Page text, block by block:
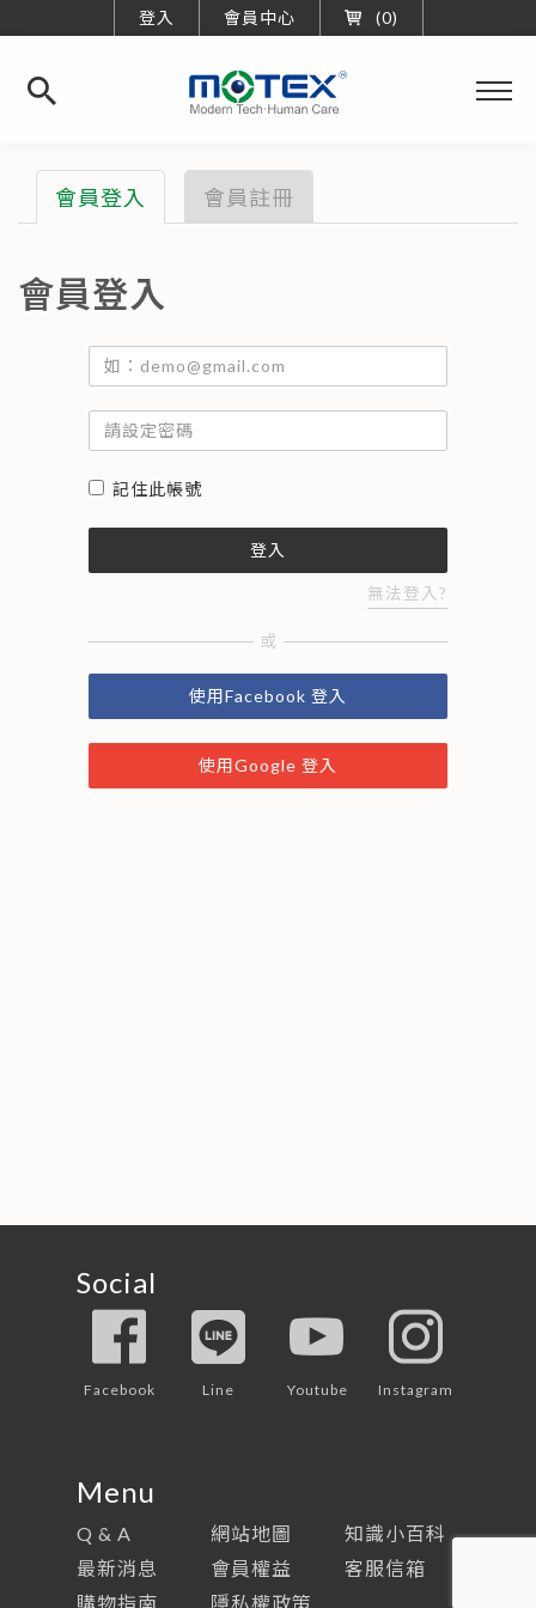
登入 會員中心 0
橡
業
會員登入 會員註冊
會員登入
會
員
帳
入
密 記住此帳號
登入
無法登入?
或
使用Facebook 登入
使用Google 登入
Social
Facebook Line Youtube Instagram
Menu
Q & A
最新消息
購物指南
網站地圖
會員權益
隱私權政策
知識小百科
客服信箱